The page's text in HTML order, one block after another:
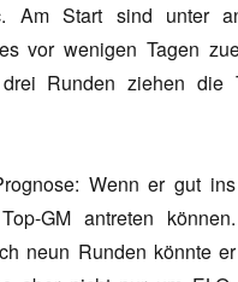
Am Start sind unter
vor wenigen Tagen
Runden ziehen
Wenn er gut ins
GM antreten können.
neun Runden könnte er